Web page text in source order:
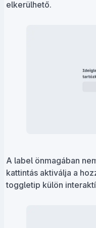
elkerülhető.
A label önmagában
kattintás aktiválja a
toggletip külön